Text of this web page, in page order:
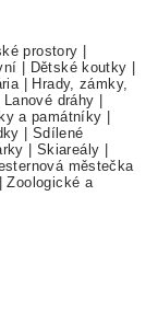
prostory
Dětské koutky
|
Hrady, zámky,
Lanové dráhy
a památníky
Sdílené
Skiareály
městečka
|Zoologické a